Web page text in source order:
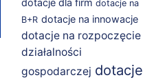
dotacje dla firm dotacje na
B+R dotacje na innowacje
dotacje na rozpoczęcie
działalności
gospodarczej dotacje